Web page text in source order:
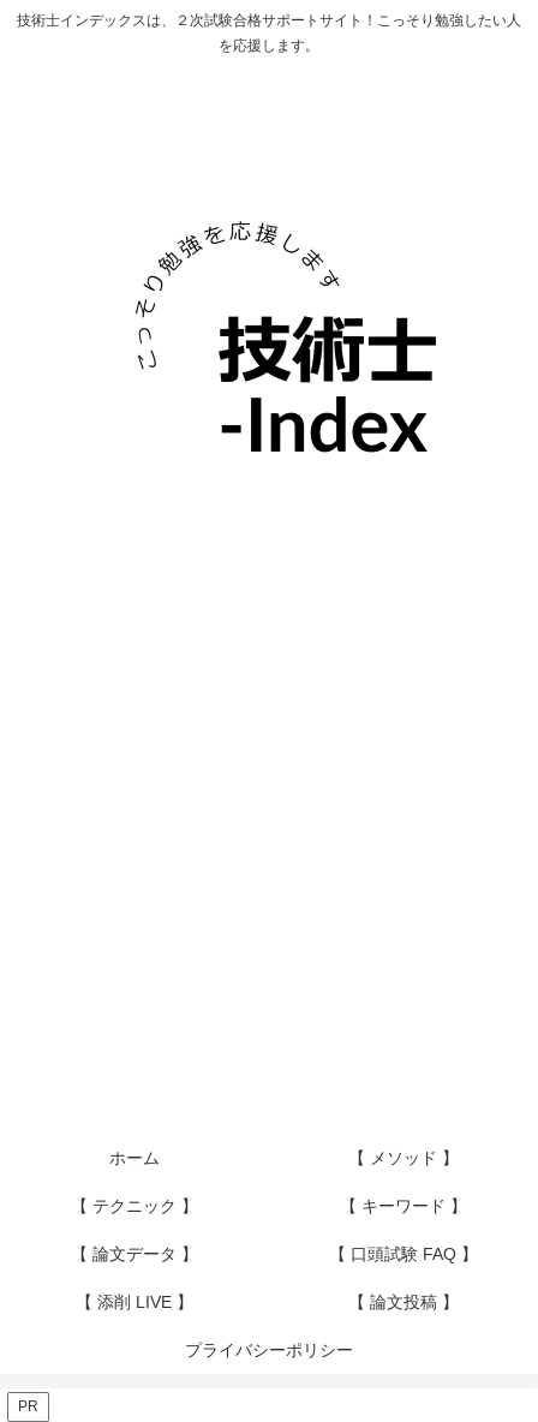
技術士インデックスは、２次試験合格サポートサイト！こっそり勉強したい人
を応援します。
ホーム 【 メソッド 】
【 テクニック 】 【 キーワード 】
【 論文データ 】 【 口頭試験 FAQ 】
【 添削 LIVE 】 【 論文投稿 】
プライバシーポリシー
PR